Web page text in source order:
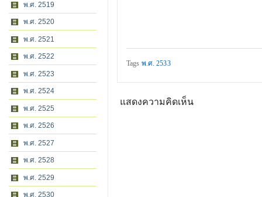
พ.ศ. 2519
พ.ศ. 2520
พ.ศ. 2521
พ.ศ. 2522
พ.ศ. 2523
พ.ศ. 2524
พ.ศ. 2525
พ.ศ. 2526
พ.ศ. 2527
พ.ศ. 2528
พ.ศ. 2529
พ.ศ. 2530
Tags พ.ศ. 2533
แสดงความคิดเห็น